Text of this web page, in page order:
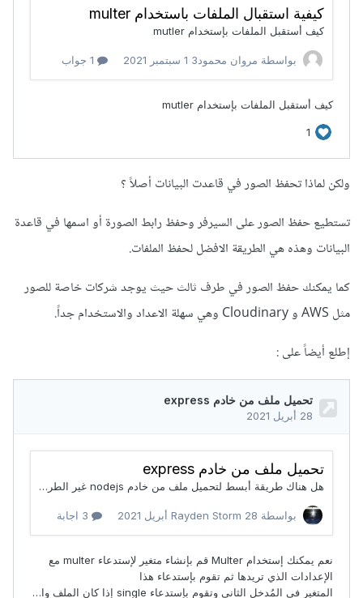
ولكن لماذا تحفظ الصور في قاعدت البيانات أصلاً ؟
تستطيع حفظ الصور على السيرفر وحفظ رابط الصورة أو اسمها في قاعدة
البيانات وهذه هي الطريقة الافضل لحفظ الملفات.
كما يمكنك حفظ الصور في طرف ثالث حيث يوجد شركات خاصة للصور
مثل AWS و Cloudinary وهي سهلة الاعداد والاستخدام جداً.
إطلع أيضاً على :